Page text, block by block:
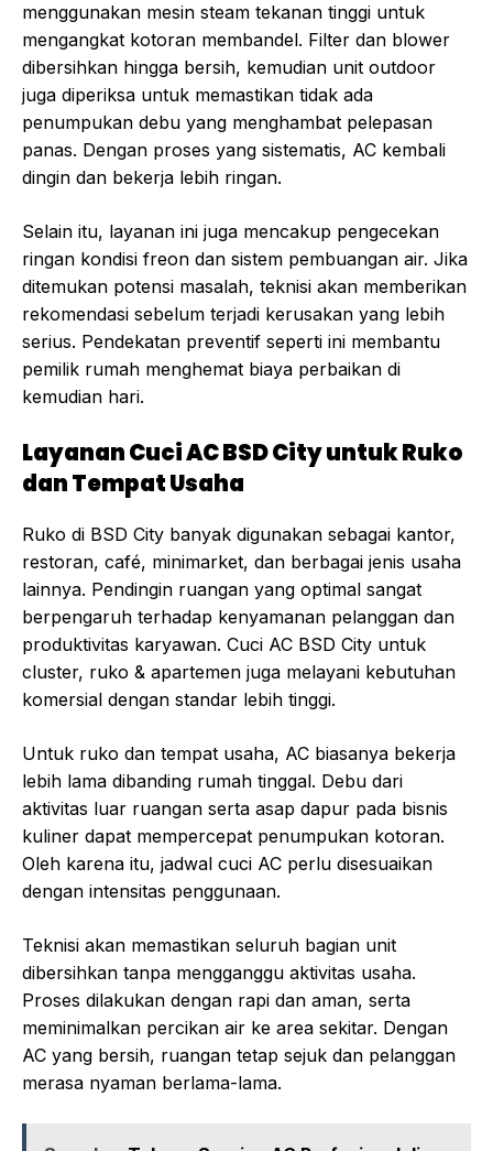
menggunakan mesin steam tekanan tinggi untuk
mengangkat kotoran membandel. Filter dan blower
dibersihkan hingga bersih, kemudian unit outdoor
juga diperiksa untuk memastikan tidak ada
penumpukan debu yang menghambat pelepasan
panas. Dengan proses yang sistematis, AC kembali
dingin dan bekerja lebih ringan.
Selain itu, layanan ini juga mencakup pengecekan
ringan kondisi freon dan sistem pembuangan air. Jika
ditemukan potensi masalah, teknisi akan memberikan
rekomendasi sebelum terjadi kerusakan yang lebih
serius. Pendekatan preventif seperti ini membantu
pemilik rumah menghemat biaya perbaikan di
kemudian hari.
Layanan Cuci AC BSD City untuk Ruko
dan Tempat Usaha
Ruko di BSD City banyak digunakan sebagai kantor,
restoran, café, minimarket, dan berbagai jenis usaha
lainnya. Pendingin ruangan yang optimal sangat
berpengaruh terhadap kenyamanan pelanggan dan
produktivitas karyawan. Cuci AC BSD City untuk
cluster, ruko & apartemen juga melayani kebutuhan
komersial dengan standar lebih tinggi.
Untuk ruko dan tempat usaha, AC biasanya bekerja
lebih lama dibanding rumah tinggal. Debu dari
aktivitas luar ruangan serta asap dapur pada bisnis
kuliner dapat mempercepat penumpukan kotoran.
Oleh karena itu, jadwal cuci AC perlu disesuaikan
dengan intensitas penggunaan.
Teknisi akan memastikan seluruh bagian unit
dibersihkan tanpa mengganggu aktivitas usaha.
Proses dilakukan dengan rapi dan aman, serta
meminimalkan percikan air ke area sekitar. Dengan
AC yang bersih, ruangan tetap sejuk dan pelanggan
merasa nyaman berlama-lama.